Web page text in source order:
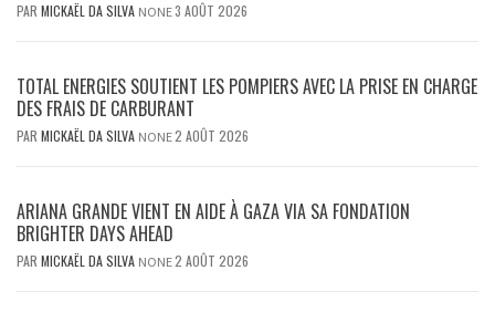
PAR MICKAËL DA SILVA NONE3 AOÛT 2026
TOTAL ENERGIES SOUTIENT LES POMPIERS AVEC LA PRISE EN CHARGE
DES FRAIS DE CARBURANT
PAR MICKAËL DA SILVA NONE2 AOÛT 2026
ARIANA GRANDE VIENT EN AIDE À GAZA VIA SA FONDATION
BRIGHTER DAYS AHEAD
PAR MICKAËL DA SILVA NONE2 AOÛT 2026